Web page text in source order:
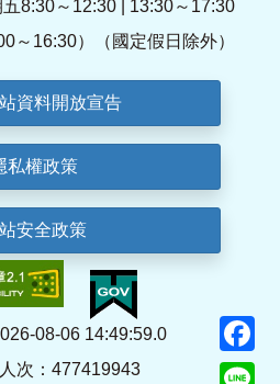
8:30～12:30 | 13:30～17:30
～16:30）（國定假日除外）
資料開放宣告
私權政策
安全政策
08-06 14:49:59.0
次：477419943